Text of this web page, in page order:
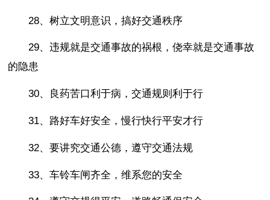
28、树立文明意识，搞好交通秩序
29、违规就是交通事故的祸根，侥幸就是交通事故
的隐患
30、良药苦口利于病，交通规则利于行
31、路好车好安全，慢行快行平安才行
32、要讲究交通公德，遵守交通法规
33、车铃车闸齐全，维系您的安全